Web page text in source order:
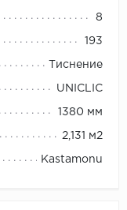
8
193
Тиснение
UNICLIC
1380 мм
2,131 м2
Kastamonu